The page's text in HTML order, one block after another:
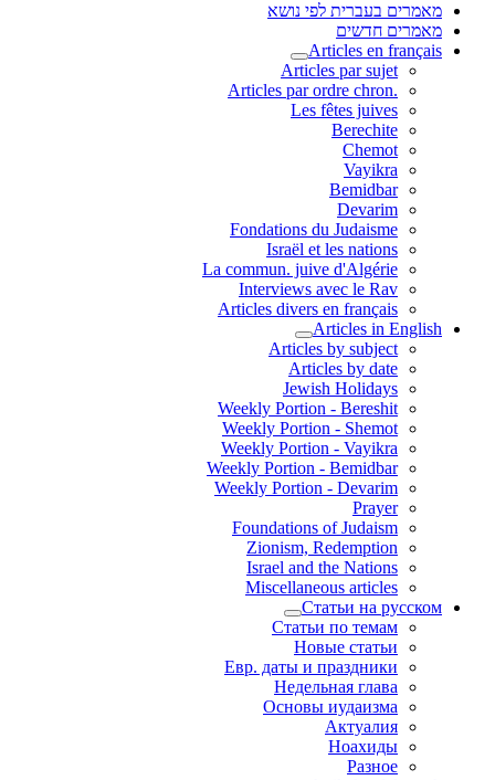
מאמרים בעברית לפי נושא
מאמרים חדשים
Articles en français
Articles par sujet
.Articles par ordre chron
Les fêtes juives
Berechite
Chemot
Vayikra
Bemidbar
Devarim
Fondations du Judaisme
Israël et les nations
La commun. juive d'Algérie
Interviews avec le Rav
Articles divers en français
Articles in English
Articles by subject
Articles by date
Jewish Holidays
Weekly Portion - Bereshit
Weekly Portion - Shemot
Weekly Portion - Vayikra
Weekly Portion - Bemidbar
Weekly Portion - Devarim
Prayer
Foundations of Judaism
Zionism, Redemption
Israel and the Nations
Miscellaneous articles
Статьи на русском
Статьи по темам
Новые статьи
Евр. даты и праздники
Недельная глава
Основы иудаизма
Актуалия
Ноахиды
Разное